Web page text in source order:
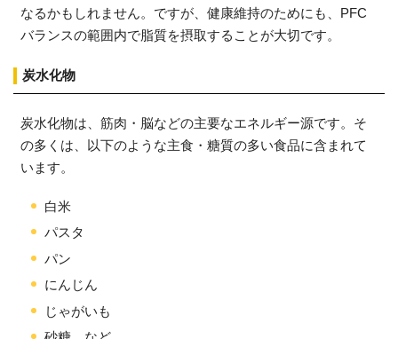
なるかもしれません。ですが、健康維持のためにも、PFC
バランスの範囲内で脂質を摂取することが大切です。
炭水化物
炭水化物は、筋肉・脳などの主要なエネルギー源です。そ
の多くは、以下のような主食・糖質の多い食品に含まれて
います。
白米
パスタ
パン
にんじん
じゃがいも